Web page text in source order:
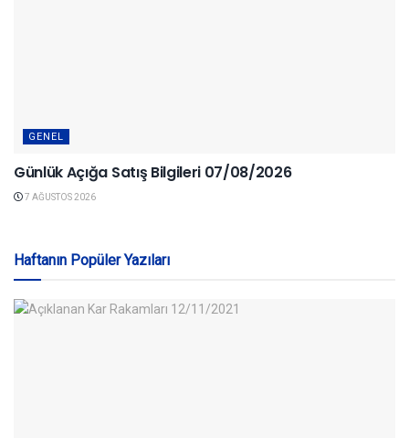
GENEL
Günlük Açığa Satış Bilgileri 07/08/2026
7 AĞUSTOS 2026
Haftanın Popüler Yazıları